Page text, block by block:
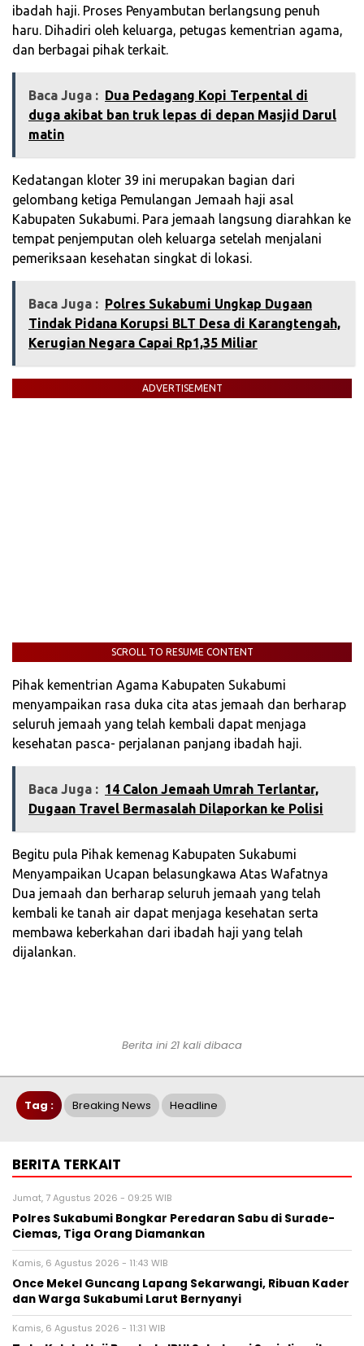
ibadah haji. Proses Penyambutan berlangsung penuh
haru. Dihadiri oleh keluarga, petugas kementrian agama,
dan berbagai pihak terkait.
Baca Juga : Dua Pedagang Kopi Terpental di
duga akibat ban truk lepas di depan Masjid Darul
matin
Kedatangan kloter 39 ini merupakan bagian dari
gelombang ketiga Pemulangan Jemaah haji asal
Kabupaten Sukabumi. Para jemaah langsung diarahkan ke
tempat penjemputan oleh keluarga setelah menjalani
pemeriksaan kesehatan singkat di lokasi.
Baca Juga : Polres Sukabumi Ungkap Dugaan
Tindak Pidana Korupsi BLT Desa di Karangtengah,
Kerugian Negara Capai Rp1,35 Miliar
ADVERTISEMENT
SCROLL TO RESUME CONTENT
Pihak kementrian Agama Kabupaten Sukabumi
menyampaikan rasa duka cita atas jemaah dan berharap
seluruh jemaah yang telah kembali dapat menjaga
kesehatan pasca- perjalanan panjang ibadah haji.
Baca Juga : ‎14 Calon Jemaah Umrah Terlantar,
Dugaan Travel Bermasalah Dilaporkan ke Polisi‎
Begitu pula Pihak kemenag Kabupaten Sukabumi
Menyampaikan Ucapan belasungkawa Atas Wafatnya
Dua jemaah dan berharap seluruh jemaah yang telah
kembali ke tanah air dapat menjaga kesehatan serta
membawa keberkahan dari ibadah haji yang telah
dijalankan.
Berita ini 21 kali dibaca
Tag : Breaking News Headline
BERITA TERKAIT
Jumat, 7 Agustus 2026 - 09:25 WIB
Polres Sukabumi Bongkar Peredaran Sabu di Surade-
Ciemas, Tiga Orang Diamankan
Kamis, 6 Agustus 2026 - 11:43 WIB
Once Mekel Guncang Lapang Sekarwangi, Ribuan Kader
dan Warga Sukabumi Larut Bernyanyi
Kamis, 6 Agustus 2026 - 11:31 WIB